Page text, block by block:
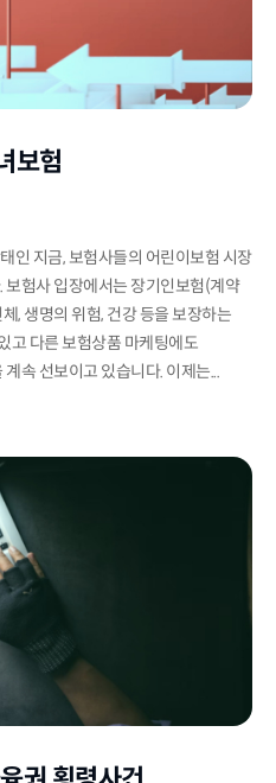
보험
인 지금, 보험사들의 어린이보험 시장
험사 입장에서는 장기인보험(계약
, 생명의 위험, 건강 등을 보장하는
고 다른 보험상품 마케팅에도
속 선보이고 있습니다. 이제는...